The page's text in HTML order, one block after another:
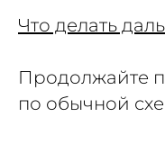
Что делать
Продолжайте
по обычной